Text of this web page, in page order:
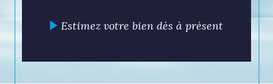
recherche de locataires à la gestion
Estimez votre bien dès à présent